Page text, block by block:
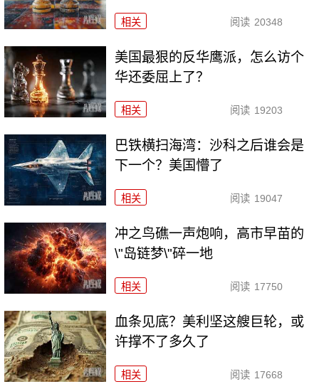
相关 阅读 20348
美国最狠的反华鹰派，怎么访个
华还委屈上了？
相关 阅读 19203
巴铁横扫海湾：沙科之后谁会是
下一个？美国懵了
相关 阅读 19047
冲之鸟礁一声炮响，高市早苗的
\"岛链梦\"碎一地
相关 阅读 17750
血条见底？美利坚这艘巨轮，或
许撑不了多久了
相关 阅读 17668